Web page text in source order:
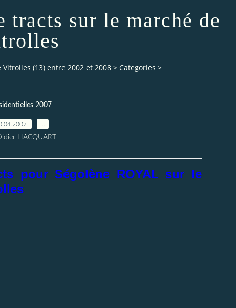
sur le marché de
(13) entre 2002 et 2008 > Categories >
2007
HACQUART
pour Ségolène ROYAL sur le